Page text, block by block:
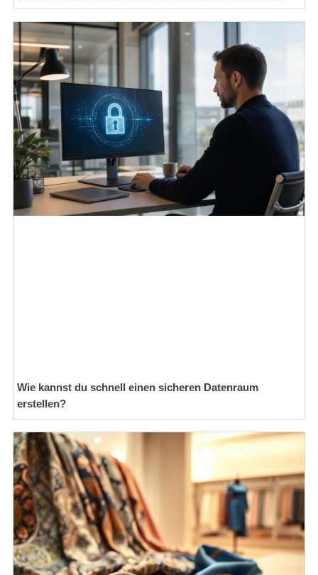
Wie kannst du schnell einen sicheren Datenraum
erstellen?